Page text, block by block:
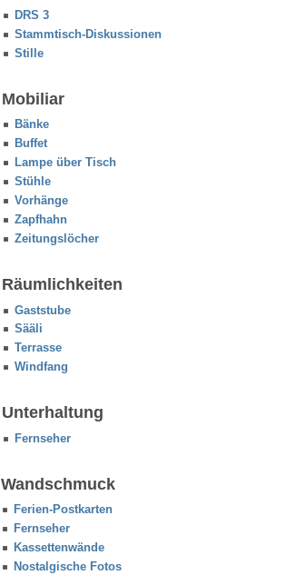
DRS 3
Stammtisch-Diskussionen
Stille
Mobiliar
Bänke
Buffet
Lampe über Tisch
Stühle
Vorhänge
Zapfhahn
Zeitungslöcher
Räumlichkeiten
Gaststube
Sääli
Terrasse
Windfang
Unterhaltung
Fernseher
Wandschmuck
Ferien-Postkarten
Fernseher
Kassettenwände
Nostalgische Fotos